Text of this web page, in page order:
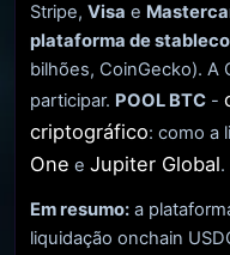
Stripe, Visa e
plataforma de
bilhões, CoinGecko). A
participar. POOL BTC -
criptográfico: como a
One e Jupiter Global.
Em resumo: a
liquidação onchain